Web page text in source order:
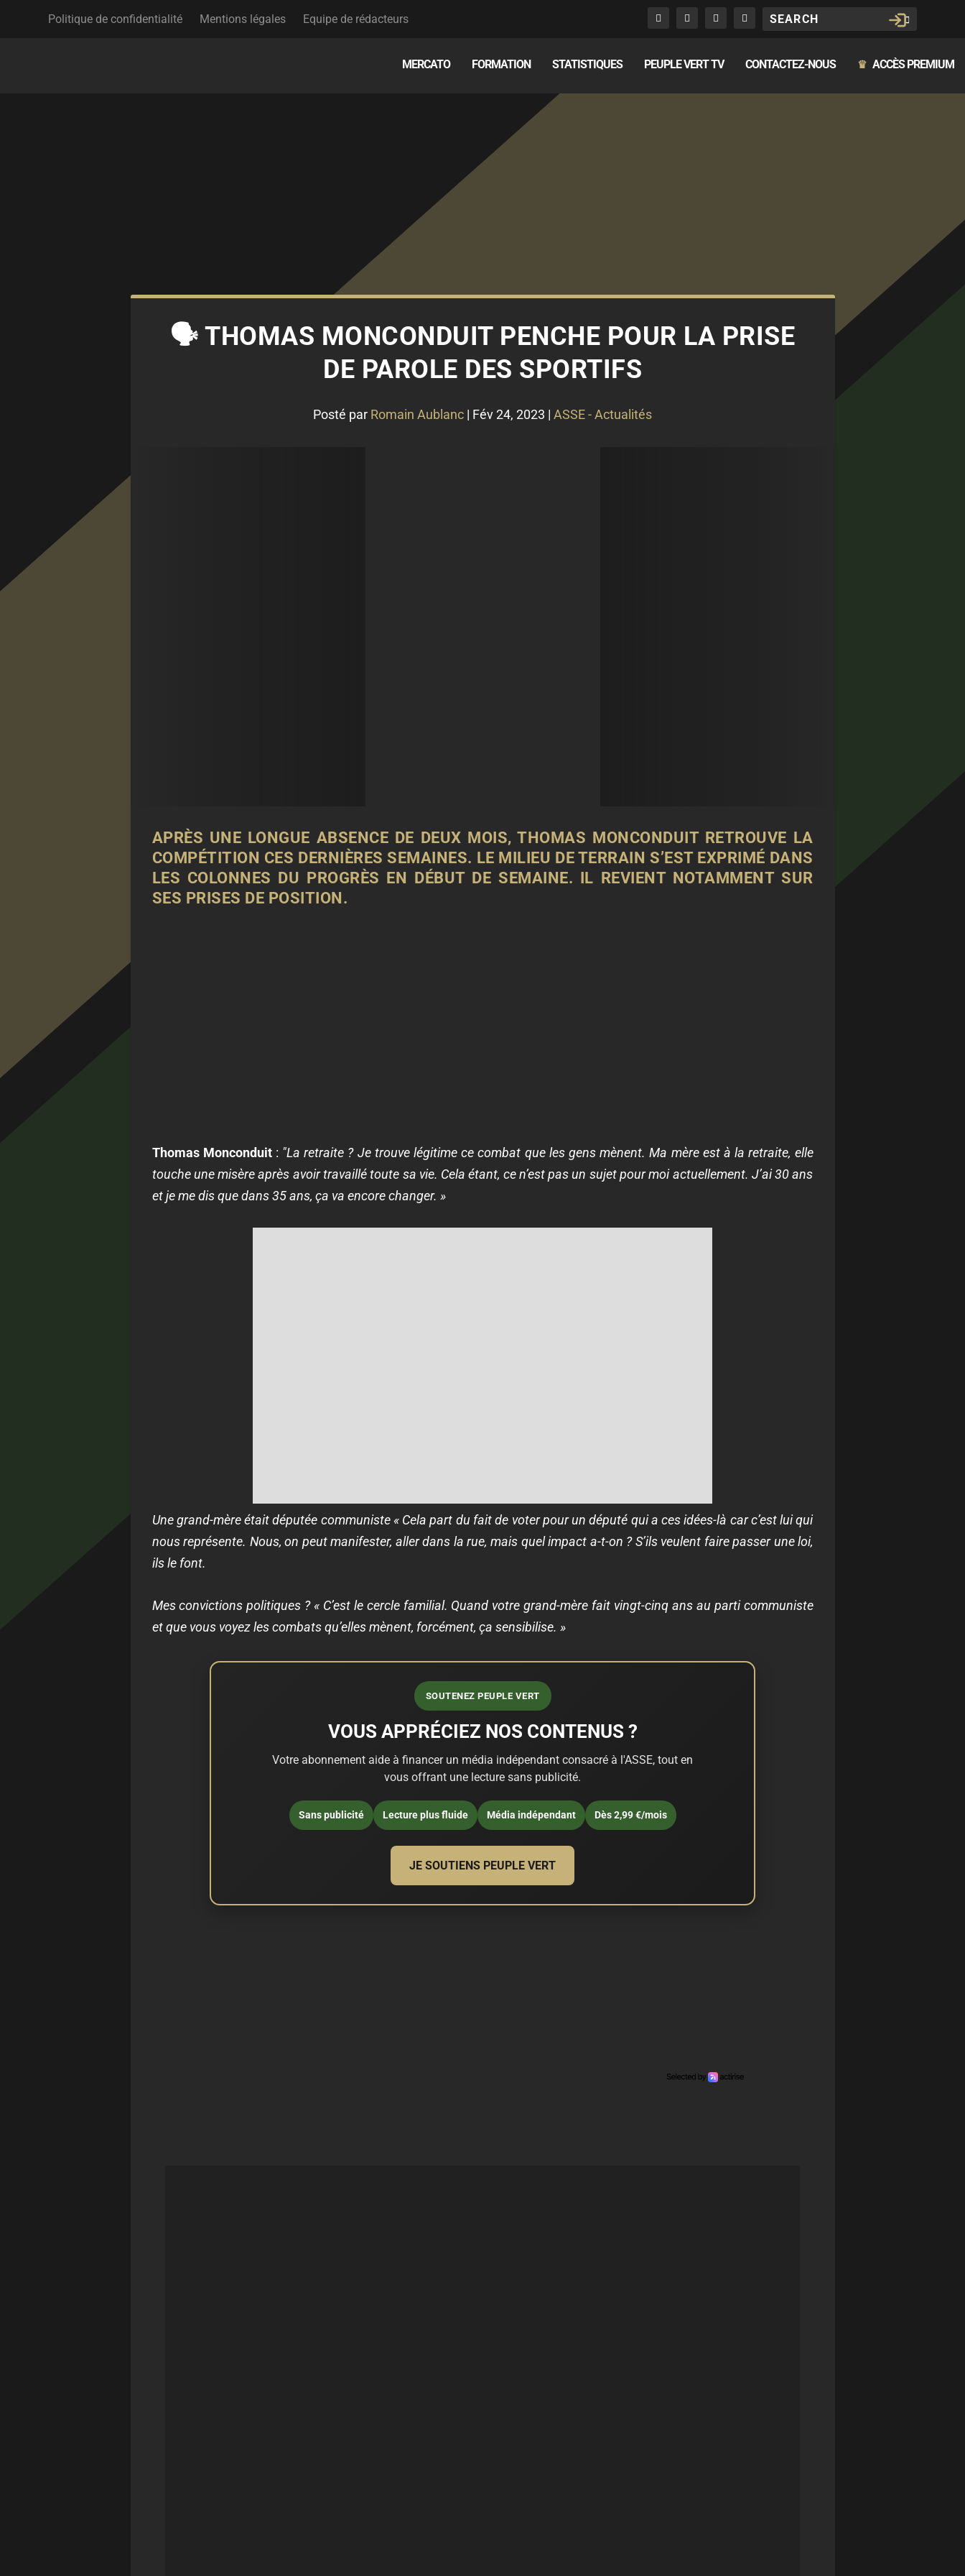
Politique de confidentialité Mentions légales Equipe de rédacteurs
MERCATO FORMATION STATISTIQUES PEUPLE VERT TV CONTACTEZ-NOUS ♛ ACCÈS PREMIUM
🗣 THOMAS MONCONDUIT PENCHE POUR LA PRISE
DE PAROLE DES SPORTIFS
Posté par Romain Aublanc | Fév 24, 2023 | ASSE - Actualités
APRÈS UNE LONGUE ABSENCE DE DEUX MOIS, THOMAS MONCONDUIT RETROUVE LA
COMPÉTITION CES DERNIÈRES SEMAINES. LE MILIEU DE TERRAIN S’EST EXPRIMÉ DANS
LES COLONNES DU PROGRÈS EN DÉBUT DE SEMAINE. IL REVIENT NOTAMMENT SUR
SES PRISES DE POSITION.
Thomas Monconduit : "La retraite ? Je trouve légitime ce combat que les gens mènent. Ma mère est à la retraite, elle
touche une misère après avoir travaillé toute sa vie. Cela étant, ce n’est pas un sujet pour moi actuellement. J’ai 30 ans
et je me dis que dans 35 ans, ça va encore changer. »
Une grand-mère était députée communiste « Cela part du fait de voter pour un député qui a ces idées-là car c’est lui qui
nous représente. Nous, on peut manifester, aller dans la rue, mais quel impact a-t-on ? S’ils veulent faire passer une loi,
ils le font.
Mes convictions politiques ?« C’est le cercle familial. Quand votre grand-mère fait vingt-cinq ans au parti communiste
et que vous voyez les combats qu’elles mènent, forcément, ça sensibilise. »
SOUTENEZ PEUPLE VERT
VOUS APPRÉCIEZ NOS CONTENUS ?
Votre abonnement aide à financer un média indépendant consacré à l'ASSE, tout en
vous offrant une lecture sans publicité.
Sans publicité Lecture plus fluide Média indépendant Dès 2,99 €/mois
JE SOUTIENS PEUPLE VERT